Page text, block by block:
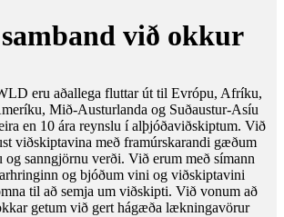
við okkur
eru aðallega fluttar út til Evrópu, Afríku,
Mið-Austurlanda og Suðaustur-Asíu
en 10 ára reynslu í alþjóðaviðskiptum. Við
viðskiptavina með framúrskarandi gæðum
og sanngjörnu verði. Við erum með símann
og bjóðum vini og viðskiptavini
til að semja um viðskipti. Við vonum að
getum við gert hágæða lækningavörur